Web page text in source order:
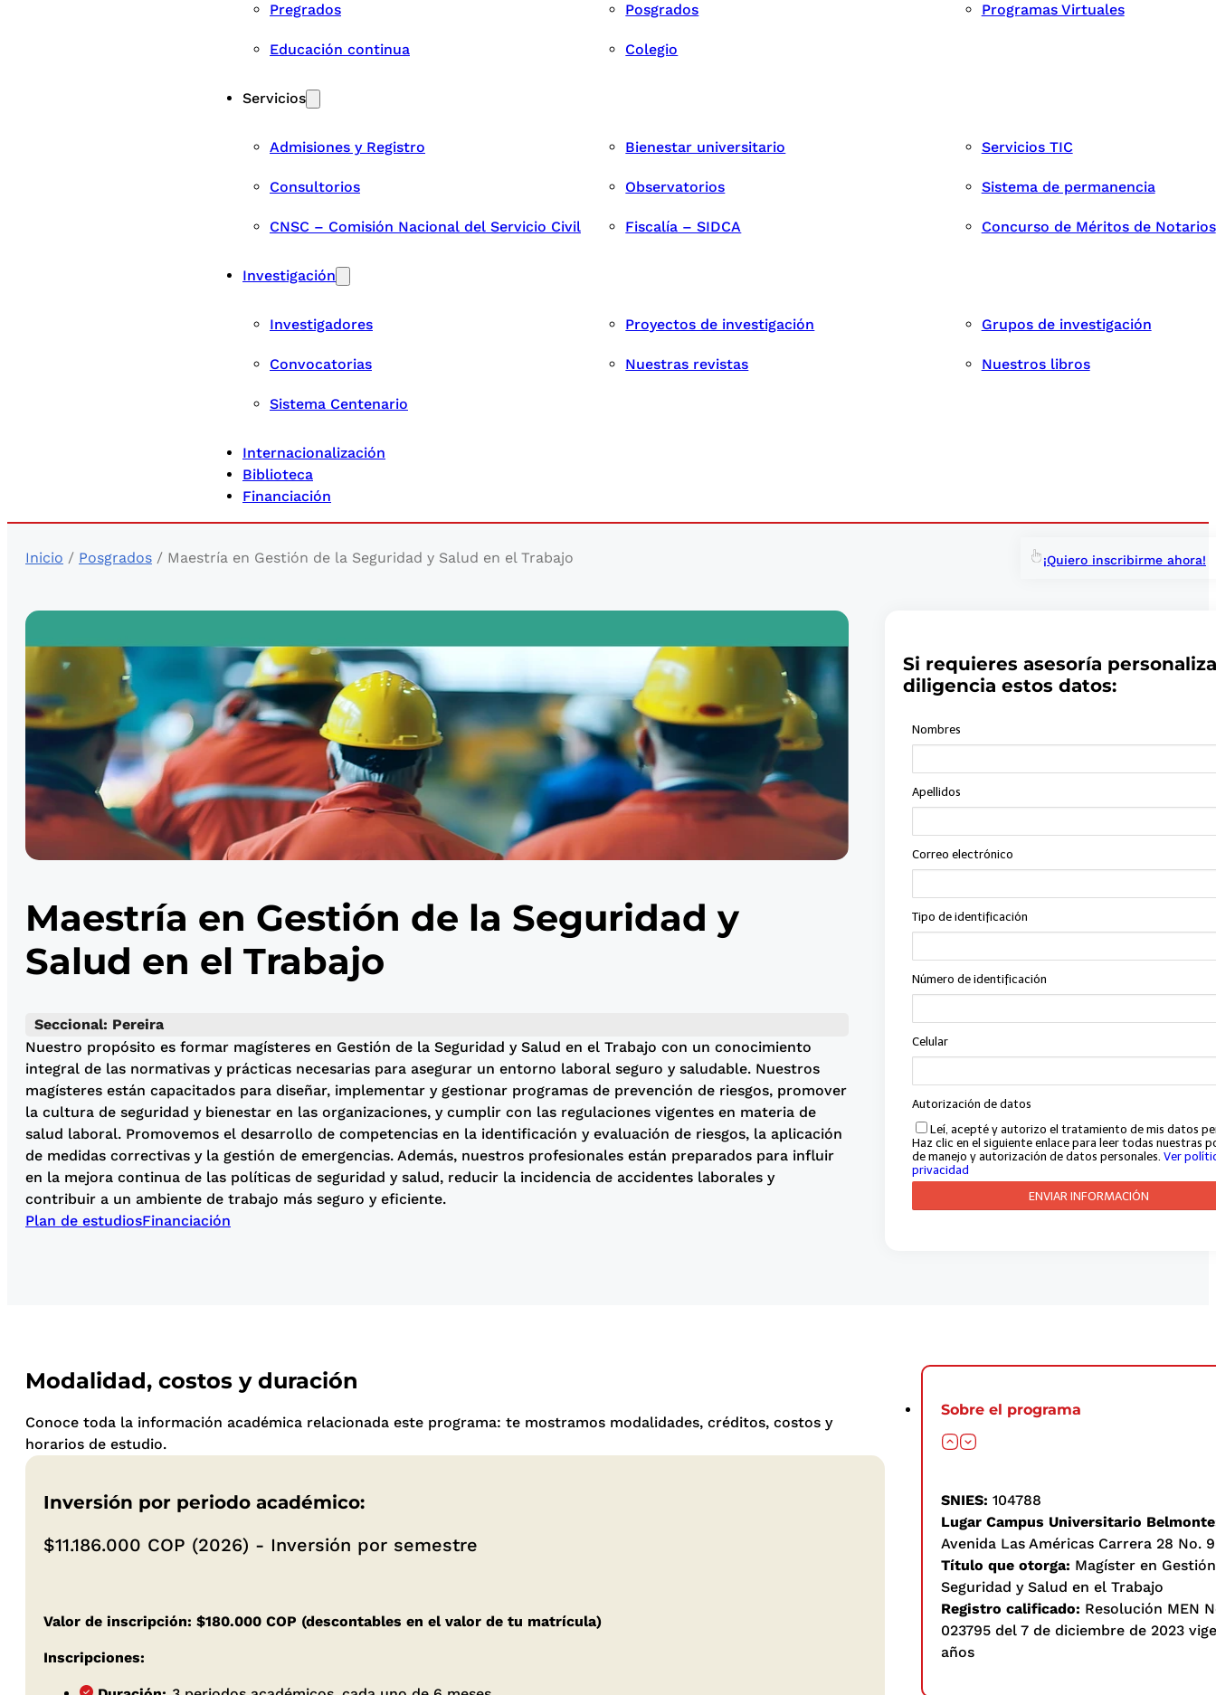
Pregrados Posgrados Programas Virtuales
Educación continua Colegio
Servicios
Admisiones y Registro Bienestar universitario Servicios TIC
Consultorios Observatorios Sistema de permanencia
CNSC – Comisión Nacional del Servicio Civil Fiscalía – SIDCA Concurso de Méritos de Notarios
Investigación
Investigadores Proyectos de investigación Grupos de investigación
Convocatorias Nuestras revistas Nuestros libros
Sistema Centenario
Internacionalización
Biblioteca
Financiación
Inicio / Posgrados / Maestría en Gestión de la Seguridad y Salud en el Trabajo ¡Quiero inscribirme ahora!
Maestría en Gestión de la Seguridad y
Salud en el Trabajo
Seccional: Pereira
Nuestro propósito es formar magísteres en Gestión de la Seguridad y Salud en el Trabajo con un conocimiento
integral de las normativas y prácticas necesarias para asegurar un entorno laboral seguro y saludable. Nuestros
magísteres están capacitados para diseñar, implementar y gestionar programas de prevención de riesgos, promover
la cultura de seguridad y bienestar en las organizaciones, y cumplir con las regulaciones vigentes en materia de
salud laboral. Promovemos el desarrollo de competencias en la identificación y evaluación de riesgos, la aplicación
de medidas correctivas y la gestión de emergencias. Además, nuestros profesionales están preparados para influir
en la mejora continua de las políticas de seguridad y salud, reducir la incidencia de accidentes laborales y
contribuir a un ambiente de trabajo más seguro y eficiente.
Plan de estudiosFinanciación
Si requieres asesoría
diligencia estos datos:
Modalidad, costos y duración
Conoce toda la información académica relacionada este programa: te mostramos modalidades, créditos, costos y
horarios de estudio.
Inversión por periodo académico:
$11.186.000 COP (2026) - Inversión por semestre
Valor de inscripción: $180.000 COP (descontables en el valor de tu matrícula)
Inscripciones:
Sobre el programa
SNIES: 104788
Lugar Campus Universitario
Avenida Las Américas Carrera 28 No.
Título que otorga: Magíster en
Seguridad y Salud en el Trabajo
Registro calificado: Resolución MEN
023795 del 7 de diciembre de 2023
años